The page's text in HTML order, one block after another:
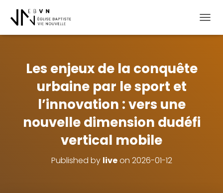
Les enjeux de la conquête
urbaine par le sport et
l’innovation : vers une
nouvelle dimension dudéfi
vertical mobile
Published by liveon 2026-01-12